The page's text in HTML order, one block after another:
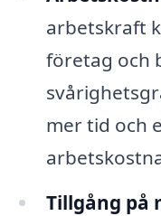
arbetskraft
företag och
mer tid och
Tillgång på